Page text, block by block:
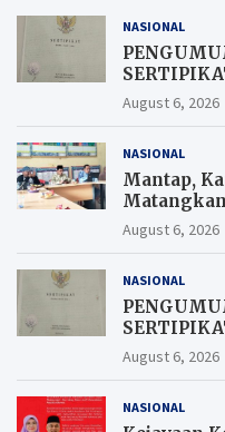
NASIONAL
August 6, 2026
NASIONAL
Mantap,
Warga
August 6, 2026
NASIONAL
August 6, 2026
NASIONAL